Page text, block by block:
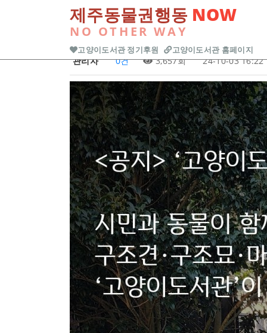
제주동물권행동 NOW
NO OTHER WAY
고양이도서관 정기후원 고양이도서관 홈페이지
Previous
공지사항<공지> 고양이
관리자 0건 3,657회 24-10-03 16:22